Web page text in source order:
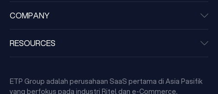
COMPANY
RESOURCES
ETP Group adalah perusahaan SaaS pertama di Asia Pasifik
yang berfokus pada industri Ritel dan e-Commerce.